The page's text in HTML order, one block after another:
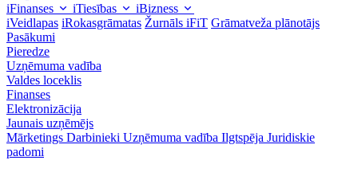
iFinanses iTiesības
iBizness
iVeidlapas iRokasgrāmatas Žurnāls iFiT Grāmatveža plānotājs
Pasākumi
Pieredze
Uzņēmuma vadība
Valdes loceklis
Finanses
Elektronizācija
Jaunais uzņēmējs
Mārketings Darbinieki Uzņēmuma vadība Ilgtspēja Juridiskie
padomi